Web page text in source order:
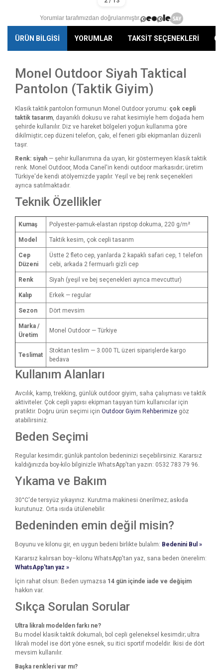
Yorumlar tarafımızdan doğrulanmıştır.
ÜRÜN BİLGİSİ YORUMLAR TAKSİT SEÇENEKLERİ
Monel Outdoor Siyah Taktical
Pantolon (Taktik Giyim)
Klasik taktik pantolon formunun Monel Outdoor yorumu: çok cepli
taktik tasarım, dayanıklı dokusu ve rahat kesimiyle hem doğada hem
şehirde kullanılır. Diz ve hareket bölgeleri yoğun kullanıma göre
dikilmiştir; cep düzeni telefon, çakı, el feneri gibi ekipmanları düzenli
taşır.
Renk: siyah — şehir kullanımına da uyan, kir göstermeyen klasik taktik
renk. Monel Outdoor, Moda Canel'in kendi outdoor markasıdır; üretim
Türkiye'de kendi atölyemizde yapılır. Yeşil ve bej renk seçenekleri
ayrıca satılmaktadır.
Teknik Özellikler
Kumaş Polyester-pamuk-elastan ripstop dokuma, 220 g/m²
Model Taktik kesim, çok cepli tasarım
Cep
Düzeni
Üstte 2 fleto cep, yanlarda 2 kapaklı safari cep, 1 telefon
cebi, arkada 2 fermuarlı gizli cep
Renk Siyah (yeşil ve bej seçenekleri ayrıca mevcuttur)
Kalıp Erkek — regular
Sezon Dört mevsim
Marka /
Üretim
Monel Outdoor — Türkiye
Teslimat
Stoktan teslim — 3.000 TL üzeri siparişlerde kargo
bedava
Kullanım Alanları
Avcılık, kamp, trekking, günlük outdoor giyim, saha çalışması ve taktik
aktiviteler. Çok cepli yapısı ekipman taşıyan tüm kullanıcılar için
pratiktir. Doğru ürün seçimi için Outdoor Giyim Rehberimize göz
atabilirsiniz.
Beden Seçimi
Regular kesimdir; günlük pantolon bedeninizi seçebilirsiniz. Kararsız
kaldığınızda boy-kilo bilginizle WhatsApp'tan yazın: 0532 783 79 96.
Yıkama ve Bakım
30°C'de tersyüz yıkayınız. Kurutma makinesi önerilmez; askıda
kurutunuz. Orta ısıda ütülenebilir.
Bedeninden emin değil misin?
Boyunu ve kilonu gir, en uygun bedeni birlikte bulalım: Bedenini Bul »
Kararsız kalırsan boy–kilonu WhatsApp'tan yaz, sana beden önerelim:
WhatsApp'tan yaz »
İçin rahat olsun: Beden uymazsa 14 gün içinde iade ve değişim
hakkın var.
Sıkça Sorulan Sorular
Ultra likralı modelden farkı ne?
Bu model klasik taktik dokumalı, bol cepli geleneksel kesimdir; ultra
likralı model ise dört yöne esnek, su itici sportif modeldir. İkisi de dört
mevsim kullanılır.
Başka renkleri var mı?